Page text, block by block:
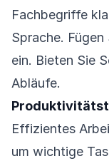
Fachbegriffe
Sprache.
ein. Bieten Sie
Abläufe.
Effizientes
um wichtige